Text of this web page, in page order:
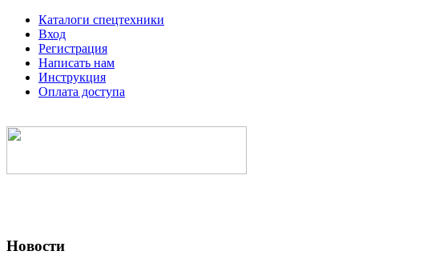
Каталоги спецтехники
Вход
Регистрация
Написать нам
Инструкция
Оплата доступа
Новости